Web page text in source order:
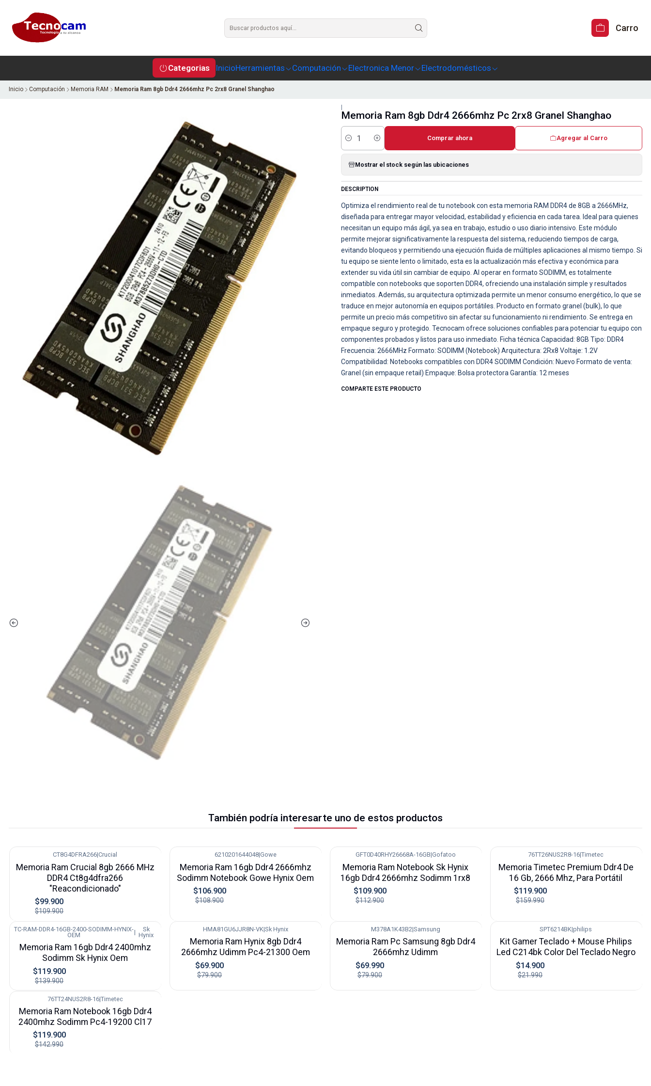
Carro
Categorias InicioHerramientas Computación Electronica Menor Electrodomésticos
Inicio Computación Memoria RAM Memoria Ram 8gb Ddr4 2666mhz Pc 2rx8 Granel Shanghao
Memoria Ram 8gb Ddr4 2666mhz Pc 2rx8 Granel Shanghao
Cantidad
Agregar al Carro
Comprar ahora
Mostrar el stock según las ubicaciones
DESCRIPTION
Optimiza el rendimiento real de tu notebook con esta memoria RAM DDR4 de 8GB a 2666MHz,
diseñada para entregar mayor velocidad, estabilidad y eficiencia en cada tarea. Ideal para quienes
necesitan un equipo más ágil, ya sea en trabajo, estudio o uso diario intensivo. Este módulo
permite mejorar significativamente la respuesta del sistema, reduciendo tiempos de carga,
evitando bloqueos y permitiendo una ejecución fluida de múltiples aplicaciones al mismo tiempo. Si
tu equipo se siente lento o limitado, esta es la actualización más efectiva y económica para
extender su vida útil sin cambiar de equipo. Al operar en formato SODIMM, es totalmente
compatible con notebooks que soporten DDR4, ofreciendo una instalación simple y resultados
inmediatos. Además, su arquitectura optimizada permite un menor consumo energético, lo que se
traduce en mejor autonomía en equipos portátiles. Producto en formato granel (bulk), lo que
permite un precio más competitivo sin afectar su funcionamiento ni rendimiento. Se entrega en
empaque seguro y protegido. Tecnocam ofrece soluciones confiables para potenciar tu equipo con
componentes probados y listos para uso inmediato. Ficha técnica Capacidad: 8GB Tipo: DDR4
Frecuencia: 2666MHz Formato: SODIMM (Notebook) Arquitectura: 2Rx8 Voltaje: 1.2V
Compatibilidad: Notebooks compatibles con DDR4 SODIMM Condición: Nuevo Formato de venta:
Granel (sin empaque retail) Empaque: Bolsa protectora Garantía: 12 meses
COMPARTE ESTE PRODUCTO
También podría interesarte uno de estos productos
CT8G4DFRA266|Crucial
Memoria Ram Crucial 8gb 2666 MHz
DDR4 Ct8g4dfra266
"Reacondicionado"
$99.900
$109.900
6210201644048|Gowe
Memoria Ram 16gb Ddr4 2666mhz
Sodimm Notebook Gowe Hynix Oem
$106.900
$108.900
GFT0D40RHY26668A-16GB|Gofatoo
Memoria Ram Notebook Sk Hynix
16gb Ddr4 2666mhz Sodimm 1rx8
$109.900
$112.900
76TT26NUS2R8-16|Timetec
Memoria Timetec Premium Ddr4 De
16 Gb, 2666 Mhz, Para Portátil
$119.900
$159.990
TC-RAM-DDR4-16GB-2400-SODIMM-HYNIX-
OEM
|
Sk
Hynix
Memoria Ram 16gb Ddr4 2400mhz
Sodimm Sk Hynix Oem
$119.900
$139.900
HMA81GU6JJR8N-VK|Sk Hynix
Memoria Ram Hynix 8gb Ddr4
2666mhz Udimm Pc4-21300 Oem
$69.900
$79.900
M378A1K43B2|Samsung
Memoria Ram Pc Samsung 8gb Ddr4
2666mhz Udimm
$69.990
$79.900
SPT6214BK|philips
Kit Gamer Teclado + Mouse Philips
Led C214bk Color Del Teclado Negro
$14.900
$21.990
76TT24NUS2R8-16|Timetec
Memoria Ram Notebook 16gb Ddr4
2400mhz Sodimm Pc4-19200 Cl17
$119.900
$142.990